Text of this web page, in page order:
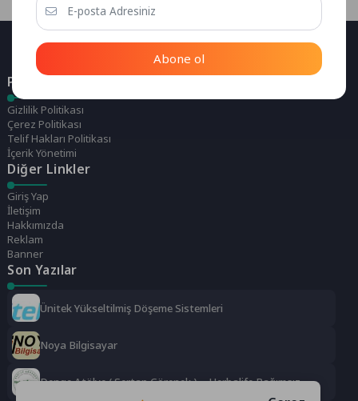
Politikalarımız
Gizlilik Politikası
Çerez Politikası
Telif Hakları Politikası
İçerik Yönetimi
Diğer Linkler
Giriş Yap
İletişim
Hakkımızda
Reklam
Banner
Son Yazılar
Ünitek Yükseltilmiş Döşeme Sistemleri
Noya Bilgisayar
Denge Atölye ( Sertap Görenek ) – Herbalife Bağımsız
Abone ol